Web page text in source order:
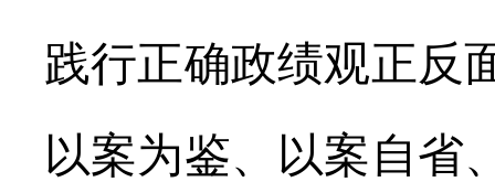
践行正确政绩观正反
以案为鉴、以案自省